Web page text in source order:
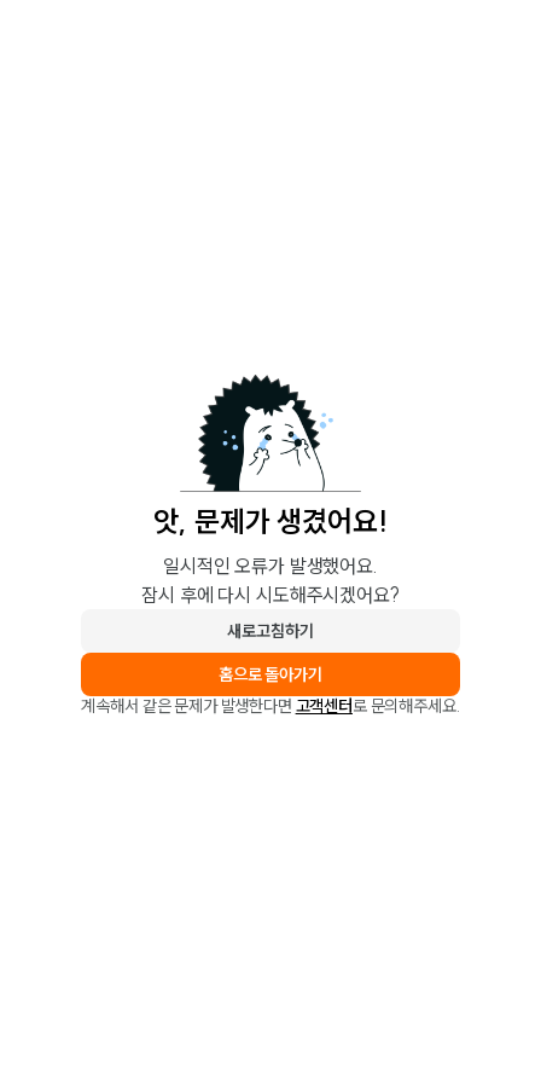
앗, 문제가 생겼어요!
일시적인 오류가 발생했어요.
잠시 후에 다시 시도해주시겠어요?
새로고침하기
홈으로 돌아가기
계속해서 같은 문제가 발생한다면 고객센터로 문의해주세요.